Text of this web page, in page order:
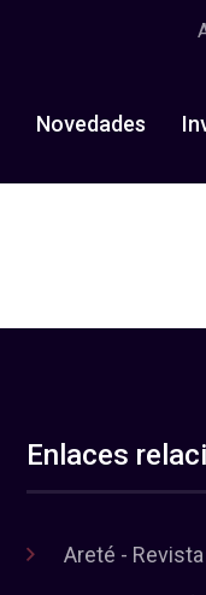
Novedades
Enlaces
Areté -